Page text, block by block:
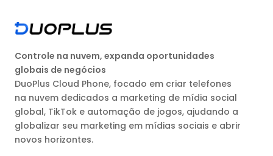
Controle na nuvem, expanda oportunidades
globais de negócios
DuoPlus Cloud Phone, focado em criar telefones
na nuvem dedicados a marketing de mídia social
global, TikTok e automação de jogos, ajudando a
globalizar seu marketing em mídias sociais e abrir
novos horizontes.